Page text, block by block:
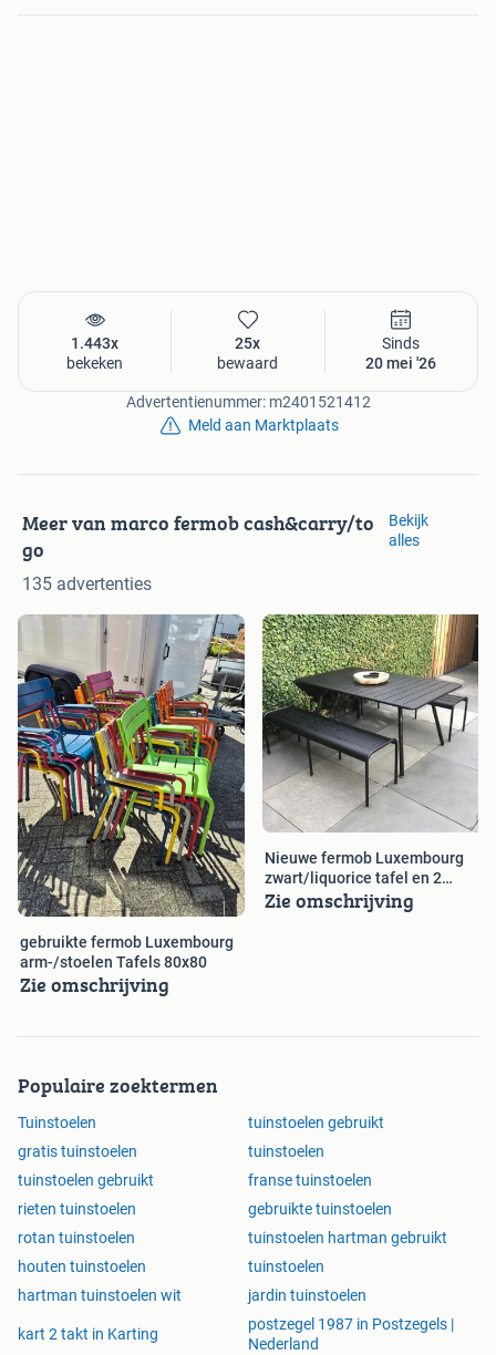
1.443x
bekeken
25x
bewaard
Sinds
20 mei '26
Advertentienummer: m2401521412
Meld aan Marktplaats
Meer van marco fermob cash&carry/to
go
135 advertenties
Bekijk
alles
gebruikte fermob Luxembourg
arm-/stoelen Tafels 80x80
Zie omschrijving
Nieuwe fermob Luxembourg
zwart/liquorice tafel en 2
banken
Zie omschrijving
Populaire zoektermen
Tuinstoelen
tuinstoelen gebruikt
gratis tuinstoelen
tuinstoelen
tuinstoelen gebruikt
franse tuinstoelen
rieten tuinstoelen
gebruikte tuinstoelen
rotan tuinstoelen
tuinstoelen hartman gebruikt
houten tuinstoelen
tuinstoelen
hartman tuinstoelen wit
jardin tuinstoelen
kart 2 takt in Karting
postzegel 1987 in Postzegels |
Nederland